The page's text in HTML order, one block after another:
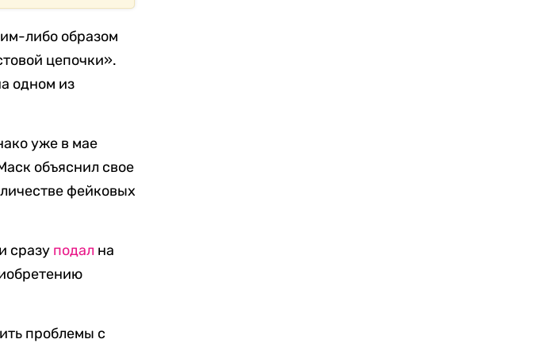
либо образом
цепочки».
одном из
уже в мае
объяснил свое
фейковых
сразу подал на
проблемы с